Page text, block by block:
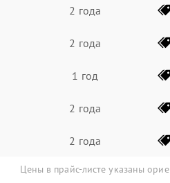
2 года
2 года
1 год
2 года
2 года
Цены в прайс-листе указаны